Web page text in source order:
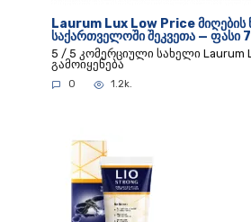
Laurum Lux Low Price მიღების
საქართველოში შეკვეთა — ფასი
5 / 5 კომერციული სახელი Laurum
გამოიყენება
0 1.2k.